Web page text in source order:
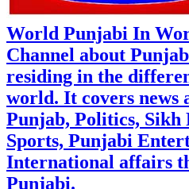
World Punjabi In
Channel about
residing in the
world. It covers news
Punjab, Politics, Sikh
Sports, Punjabi
International affairs
Punjabi.